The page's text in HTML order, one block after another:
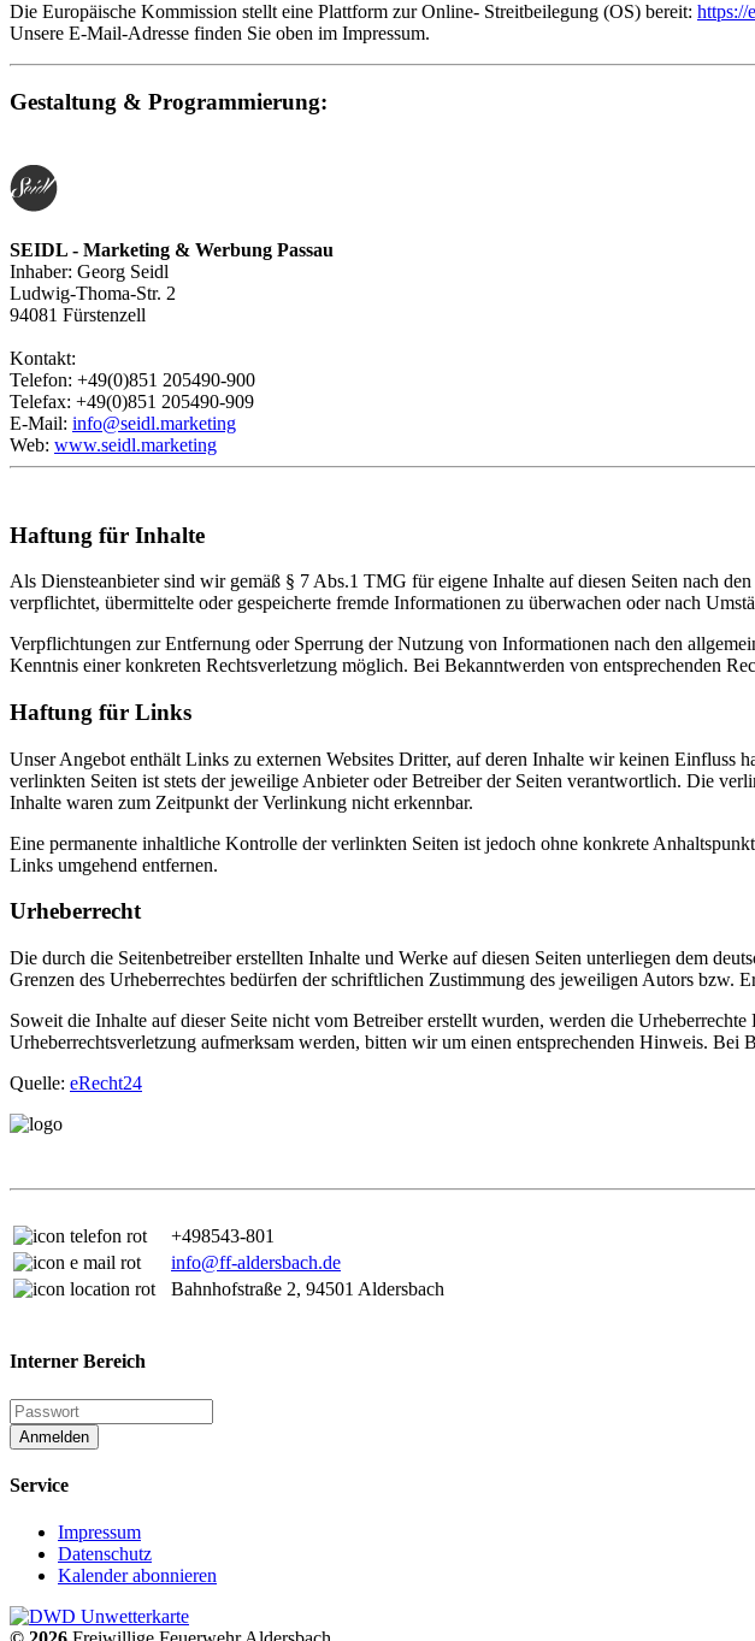
Die Europäische Kommission stellt eine Plattform zur Online- Streitbeilegung (OS) bereit: https://
Unsere E-Mail-Adresse finden Sie oben im Impressum.
Gestaltung & Programmierung:
SEIDL - Marketing & Werbung Passau
Inhaber: Georg Seidl
Ludwig-Thoma-Str. 2
94081 Fürstenzell
Kontakt:
Telefon: +49(0)851 205490-900
Telefax: +49(0)851 205490-909
E-Mail: info@seidl.marketing
Web: www.seidl.marketing
Haftung für Inhalte
Als Diensteanbieter sind wir gemäß § 7 Abs.1 TMG für eigene Inhalte auf diesen Seiten nach
verpflichtet, übermittelte oder gespeicherte fremde Informationen zu überwachen oder nach
Verpflichtungen zur Entfernung oder Sperrung der Nutzung von Informationen nach den
Kenntnis einer konkreten Rechtsverletzung möglich. Bei Bekanntwerden von entsprechenden
Haftung für Links
Unser Angebot enthält Links zu externen Websites Dritter, auf deren Inhalte wir keinen Einfluss
verlinkten Seiten ist stets der jeweilige Anbieter oder Betreiber der Seiten verantwortlich. Die
Inhalte waren zum Zeitpunkt der Verlinkung nicht erkennbar.
Eine permanente inhaltliche Kontrolle der verlinkten Seiten ist jedoch ohne konkrete
Links umgehend entfernen.
Urheberrecht
Die durch die Seitenbetreiber erstellten Inhalte und Werke auf diesen Seiten unterliegen dem
Grenzen des Urheberrechtes bedürfen der schriftlichen Zustimmung des jeweiligen Autors
Soweit die Inhalte auf dieser Seite nicht vom Betreiber erstellt wurden, werden die
Urheberrechtsverletzung aufmerksam werden, bitten wir um einen entsprechenden Hinweis.
Quelle: eRecht24
+498543-801
info@ff-aldersbach.de
Bahnhofstraße 2, 94501 Aldersbach
Interner Bereich
Anmelden
Service
Impressum
Datenschutz
Kalender abonnieren